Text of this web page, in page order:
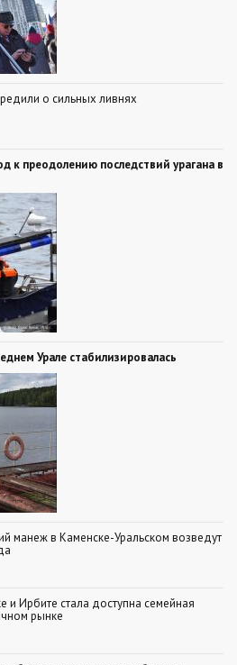
о сильных ливнях
к преодолению последствий урагана в
Урале стабилизировалась
манеж в Каменске-Уральском возведут
и Ирбите стала доступна семейная
рынке